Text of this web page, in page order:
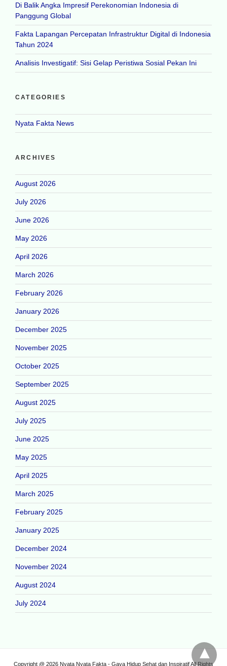
Di Balik Angka Impresif Perekonomian Indonesia di
Panggung Global
Fakta Lapangan Percepatan Infrastruktur Digital di Indonesia
Tahun 2024
Analisis Investigatif: Sisi Gelap Peristiwa Sosial Pekan Ini
CATEGORIES
Nyata Fakta News
ARCHIVES
August 2026
July 2026
June 2026
May 2026
April 2026
March 2026
February 2026
January 2026
December 2025
November 2025
October 2025
September 2025
August 2025
July 2025
June 2025
May 2025
April 2025
March 2025
February 2025
January 2025
December 2024
November 2024
August 2024
July 2024
Copyright @ 2026 Nyata Nyata Fakta - Gaya Hidup Sehat dan Inspiratif All Rights